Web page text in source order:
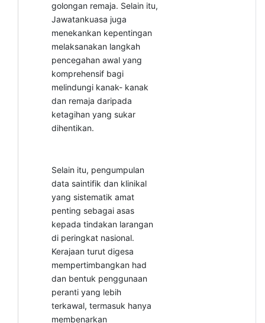
golongan remaja. Selain itu,
Jawatankuasa juga
menekankan kepentingan
melaksanakan langkah
pencegahan awal yang
komprehensif bagi
melindungi kanak- kanak
dan remaja daripada
ketagihan yang sukar
dihentikan.
Selain itu, pengumpulan
data saintifik dan klinikal
yang sistematik amat
penting sebagai asas
kepada tindakan larangan
di peringkat nasional.
Kerajaan turut digesa
mempertimbangkan had
dan bentuk penggunaan
peranti yang lebih
terkawal, termasuk hanya
membenarkan